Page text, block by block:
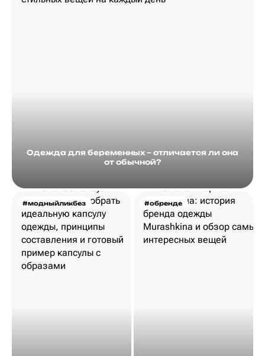
Одежда для беременных – отличается ли она
от обычной?
#модныйликбез #обренде